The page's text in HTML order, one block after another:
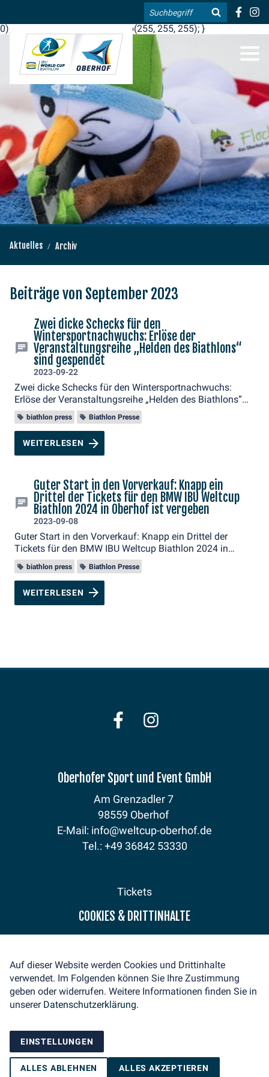
.blog-widgets__title { color: #ffffff; }:root { --toujou-media-
copyright-display: none; }:root { --overlay-font-color: rgb(255, 0,
0); }:root { --overlay-bg-color: rgb(255, 255, 255); }
Suche
EN
Aktuelles Archiv
Beiträge von September 2023
Zwei dicke Schecks für den
Wintersportnachwuchs: Erlöse der
Veranstaltungsreihe „Helden des Biathlons“
sind gespendet
2023-09-22
Zwei dicke Schecks für den Wintersportnachwuchs:
Erlöse der Veranstaltungsreihe „Helden des Biathlons“
sind gespendet
biathlon press Biathlon Presse
WEITERLESEN
Guter Start in den Vorverkauf: Knapp ein
Drittel der Tickets für den BMW IBU Weltcup
Biathlon 2024 in Oberhof ist vergeben
2023-09-08
Guter Start in den Vorverkauf: Knapp ein Drittel der
Tickets für den BMW IBU Weltcup Biathlon 2024 in
Oberhof ist vergeben
biathlon press Biathlon Presse
WEITERLESEN
Oberhofer Sport und Event GmbH
Am Grenzadler 7
98559 Oberhof
E-Mail: info@weltcup-oberhof.de
Tel.: +49 36842 53330
Tickets
Programm
Fanzone
Medienservice
Volunteer
Kontakt
Datenschutz
COOKIES & DRITTINHALTE
Auf dieser Website werden Cookies und Drittinhalte
verwendet. Im Folgenden können Sie Ihre Zustimmung
geben oder widerrufen. Weitere Informationen finden Sie in
unserer Datenschutzerklärung.
EINSTELLUNGEN
ALLES ABLEHNEN ALLES AKZEPTIEREN